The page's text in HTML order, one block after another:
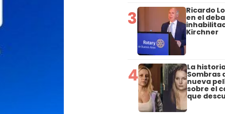
3 Ricardo
en el
Kirchner
4 La
Sombras
nueva
sobre el
que